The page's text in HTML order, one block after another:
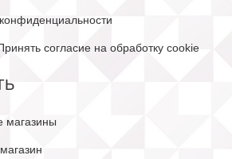
согласие на обработку cookie
магазины